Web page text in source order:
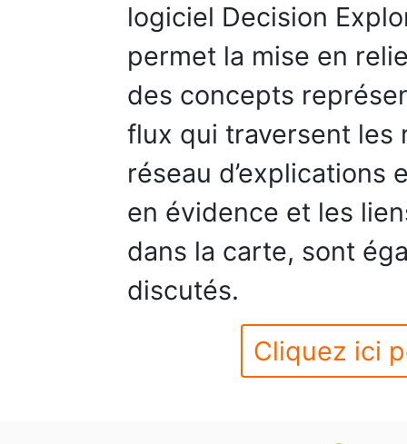
logiciel Decision
permet la mise en
des concepts
flux qui traversent les
réseau d’explications
en évidence et les
dans la carte, sont
discutés.
Cliquez ici